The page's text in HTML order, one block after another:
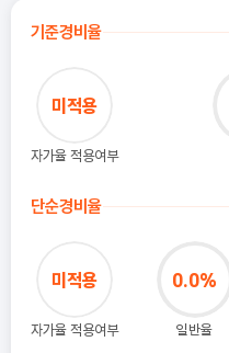
기준경비율
미적용
자가율 적용여부
단순경비율
미적용
자가율 적용여부
0.0%
일반율